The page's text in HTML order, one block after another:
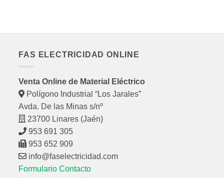
FAS ELECTRICIDAD ONLINE
Venta Online de Material Eléctrico
Polígono Industrial “Los Jarales”
Avda. De las Minas s/nº
23700 Linares (Jaén)
953 691 305
953 652 909
info@faselectricidad.com
Formulario Contacto